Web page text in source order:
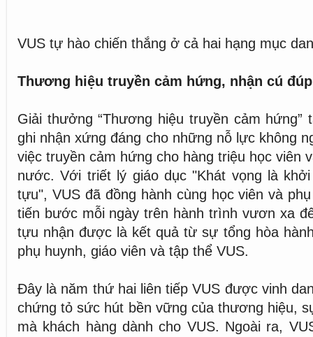
VUS tự hào chiến thắng ở cả hai hạng mục
Thương hiệu truyền cảm hứng, nhận cú
Giải thưởng “Thương hiệu truyền cảm hứng”
ghi nhận xứng đáng cho những nỗ lực không
việc truyền cảm hứng cho hàng triệu học viên
nước. Với triết lý giáo dục "Khát vọng là
tựu", VUS đã đồng hành cùng học viên và
tiến bước mỗi ngày trên hành trình vươn xa
tựu nhận được là kết quả từ sự tổng hòa
phụ huynh, giáo viên và tập thể VUS.
Đây là năm thứ hai liên tiếp VUS được vinh
chứng tỏ sức hút bền vững của thương hiệu,
mà khách hàng dành cho VUS. Ngoài ra,